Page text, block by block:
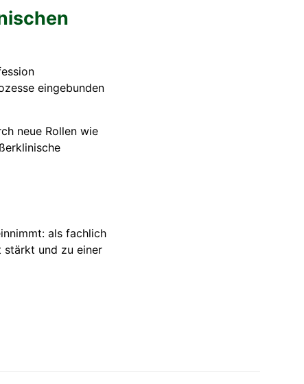
eingebunden
neue Rollen wie
als fachlich
stärkt und zu einer